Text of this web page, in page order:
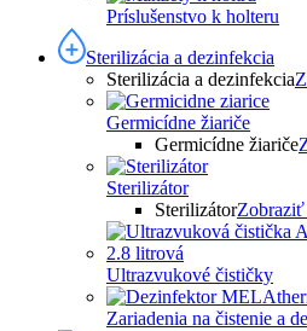
Príslušenstvo k holteru
Sterilizácia a dezinfekcia
Sterilizácia a dezinfekcia
Germicídne žiariče
Germicídne žiariče
Sterilizátor
SterilizátorZobraziť
Ultrazvukové čističky
Zariadenia na čistenie a